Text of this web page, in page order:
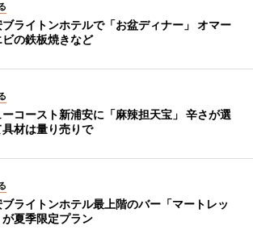
ライトンホテルで「お盆ディナー」 オマー
ビの鉄板焼きなど
ーコースト新浦安に「麻辣担天宝」 辛さが選
材は量り売りで
ライトンホテル最上階のバー「マートレッ
が夏季限定プラン